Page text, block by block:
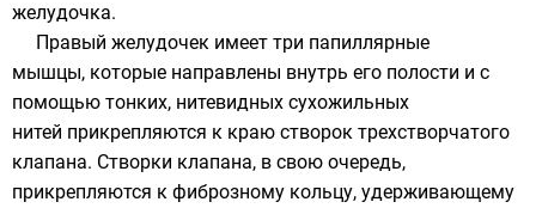
желудочка.
Правый желудочек имеет три папиллярные
мышцы, которые направлены внутрь его полости и с
помощью тонких, нитевидных сухожильных
нитей прикрепляются к краю створок трехстворчатого
клапана. Створки клапана, в свою очередь,
прикрепляются к фиброзному кольцу, удерживающему